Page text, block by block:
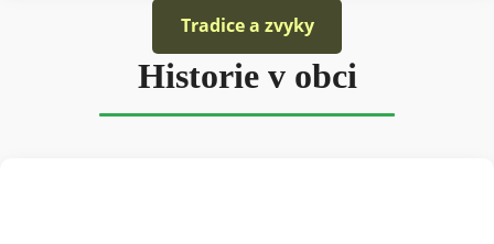
Tradice a zvyky
Historie v obci